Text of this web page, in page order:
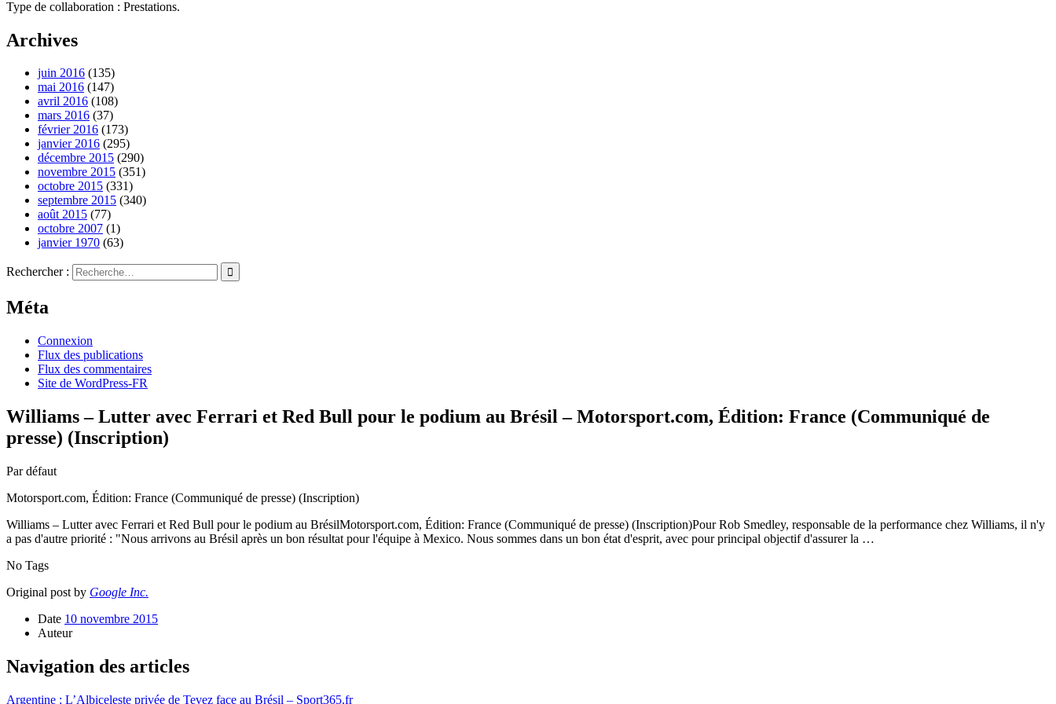
Type de collaboration : Prestations.
Archives
juin 2016 (135)
mai 2016 (147)
avril 2016 (108)
mars 2016 (37)
février 2016 (173)
janvier 2016 (295)
décembre 2015 (290)
novembre 2015 (351)
octobre 2015 (331)
septembre 2015 (340)
août 2015 (77)
octobre 2007 (1)
janvier 1970 (63)
Rechercher :
Méta
Connexion
Flux des publications
Flux des commentaires
Site de WordPress-FR
Williams – Lutter avec Ferrari et Red Bull pour le podium au Brésil – Motorsport.com, Édition: France (Communiqué de
presse) (Inscription)
Par défaut
Motorsport.com, Édition: France (Communiqué de presse) (Inscription)
Williams – Lutter avec Ferrari et Red Bull pour le podium au BrésilMotorsport.com, Édition: France (Communiqué de presse) (Inscription)Pour Rob Smedley, responsable de la performance chez Williams, il n'y
a pas d'autre priorité : "Nous arrivons au Brésil après un bon résultat pour l'équipe à Mexico. Nous sommes dans un bon état d'esprit, avec pour principal objectif d'assurer la …
No Tags
Original post by Google Inc.
Date 10 novembre 2015
Auteur
Navigation des articles
Argentine : L’Albiceleste privée de Tevez face au Brésil – Sport365.fr